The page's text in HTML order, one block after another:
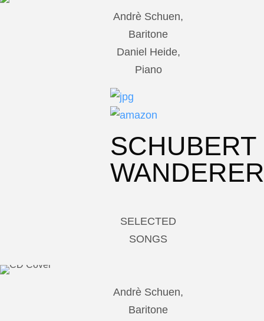
Andrè Schuen,
Baritone
Daniel Heide,
Piano
SCHUBERT
WANDERER
SELECTED
SONGS
Andrè Schuen,
Baritone